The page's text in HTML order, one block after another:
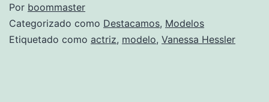
Por boommaster
Categorizado como Destacamos, Modelos
Etiquetado como actriz, modelo, Vanessa Hessler